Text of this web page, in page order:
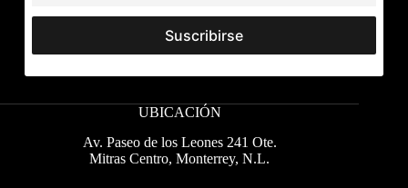
UBICACIÓN
Av. Paseo de los Leones 241 Ote.
Mitras Centro, Monterrey, N.L.